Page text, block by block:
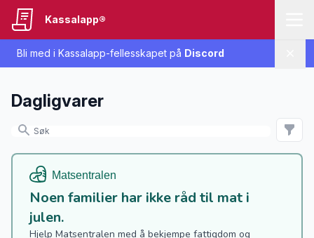
Bli med i Kassalapp-fellesskapet på Discord
Kassalapp®
Dagligvarer
Noen familier har ikke råd til mat i
julen.
Hjelp Matsentralen med å bekjempe fattigdom og